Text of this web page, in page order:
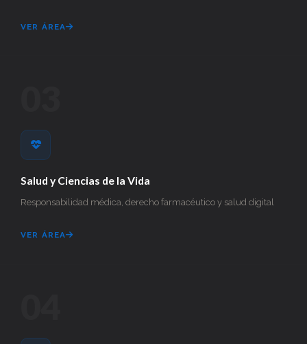
VER ÁREA
Salud y Ciencias de la Vida
Responsabilidad médica, derecho farmacéutico y salud digital
VER ÁREA